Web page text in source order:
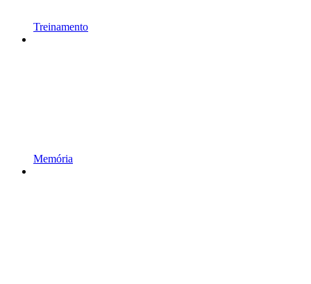
Treinamento
Memória